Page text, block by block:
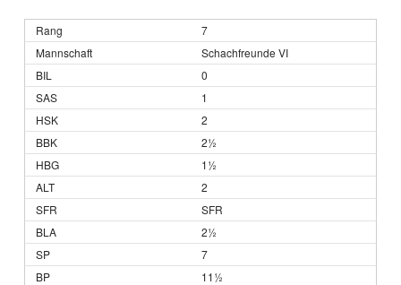
7
Schachfreunde VI
0
1
2
2½
1½
2
SFR
2½
7
11½